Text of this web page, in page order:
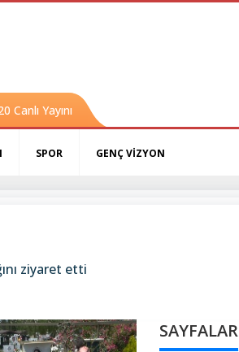
Yayını
SPOR GENÇ VİZYON
ziyaret etti
SAYFALAR